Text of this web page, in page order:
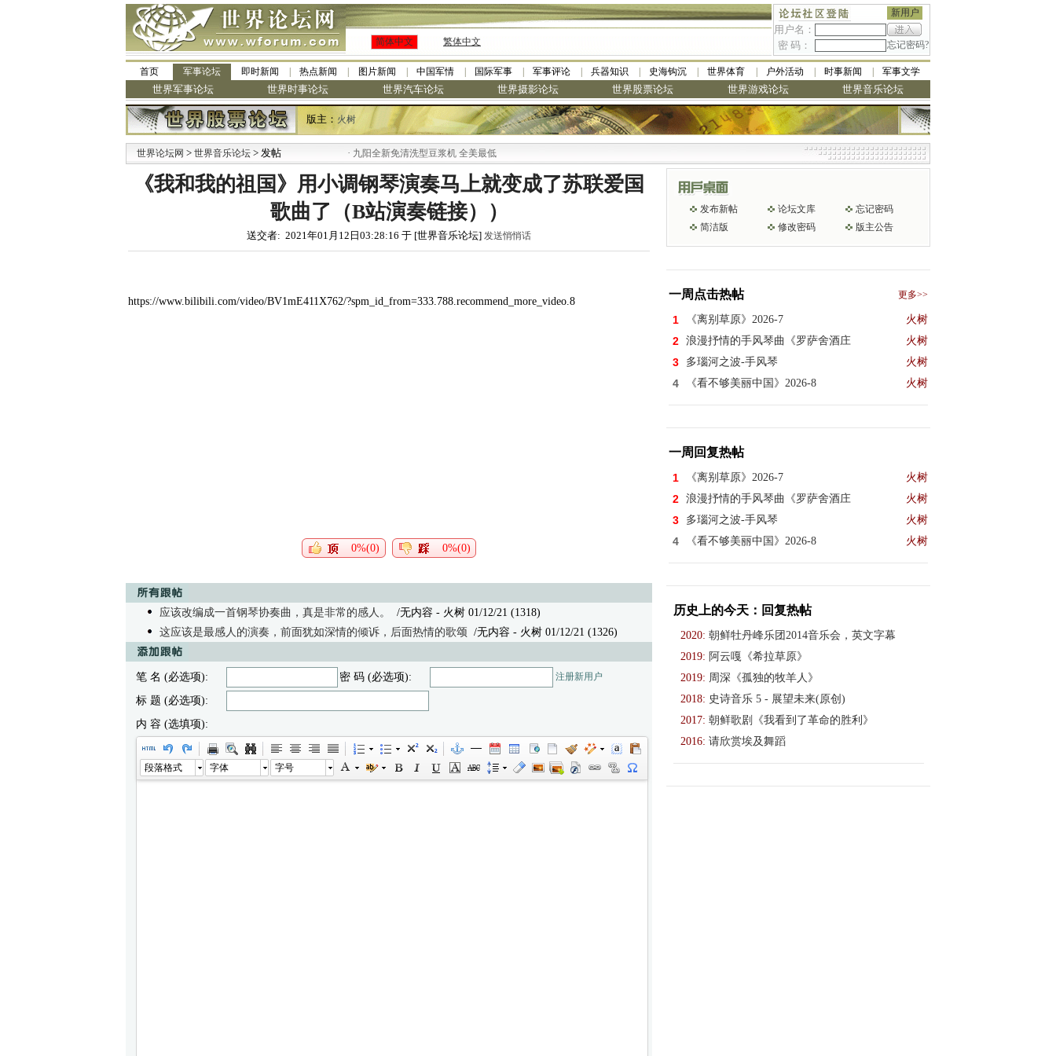
新用户
用户名：
密 码：
忘记密码?
简体中文 繁体中文
首页 军事论坛 即时新闻 热点新闻 图片新闻 中国军情 国际军事 军事评论 兵器知识 史海钩沉 世界体育 户外活动 时事新闻 军事文学
世界军事论坛 世界时事论坛 世界汽车论坛 世界摄影论坛 世界股票论坛 世界游戏论坛 世界音乐论坛
版主： 火树
世界论坛网 > 世界音乐论坛 > 发帖 九阳全新免清洗型豆浆机 全美最低
《我和我的祖国》用小调钢琴演奏马上就变成了苏联爱国
歌曲了（B站演奏链接））
送交者: 2021年01月12日03:28:16 于 [世界音乐论坛] 发送悄悄话
https://www.bilibili.com/video/BV1mE411X762/?spm_id_from=333.788.recommend_more_video.8
0%(0) 0%(0)
应该改编成一首钢琴协奏曲，真是非常的感人。 /无内容 - 火树 01/12/21 (1318)
这应该是最感人的演奏，前面犹如深情的倾诉，后面热情的歌颂 /无内容 - 火树 01/12/21 (1326)
笔 名 (必选项): 密 码 (必选项): 注册新用户
标 题 (必选项):
内 容 (选填项):
段落格式 字体 字号
发布新帖 论坛文库
忘记密码
简洁版
修改密码 版主公告
一周点击热帖 更多>>
1 《离别草原》2026-7 火树
2 浪漫抒情的手风琴曲《罗萨舍酒庄 火树
3 多瑙河之波-手风琴 火树
4 《看不够美丽中国》2026-8 火树
一周回复热帖
1 《离别草原》2026-7 火树
2 浪漫抒情的手风琴曲《罗萨舍酒庄 火树
3 多瑙河之波-手风琴 火树
4 《看不够美丽中国》2026-8 火树
历史上的今天：回复热帖
2020: 朝鲜牡丹峰乐团2014音乐会，英文字幕
2019: 阿云嘎《希拉草原》
2019: 周深《孤独的牧羊人》
2018: 史诗音乐 5 - 展望未来(原创)
2017: 朝鲜歌剧《我看到了革命的胜利》
2016: 请欣赏埃及舞蹈